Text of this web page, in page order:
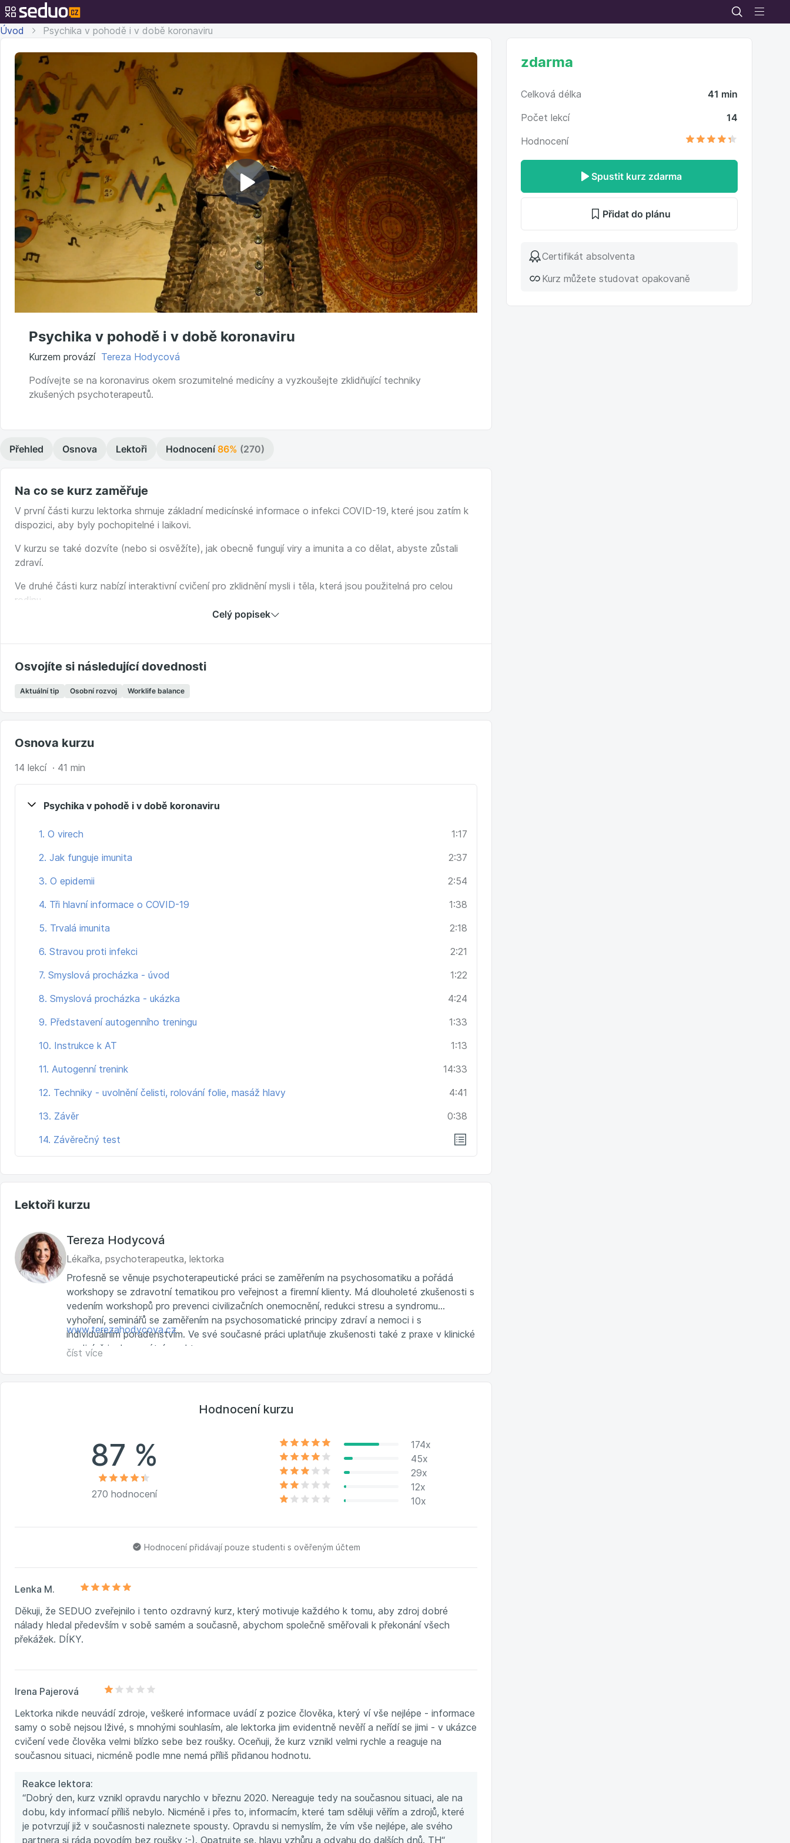
Úvod Psychika v pohodě i v době koronaviru
Přehrát
video
Psychika v pohodě i v době koronaviru
Kurzem provází Tereza Hodycová
Podívejte se na koronavirus okem srozumitelné medicíny a vyzkoušejte zklidňující techniky
zkušených psychoterapeutů.
zdarma
Celková délka
41 min
Počet lekcí
14
Hodnocení
Spustit kurz zdarma
Přidat do plánu
Certifikát absolventa
Kurz můžete studovat opakovaně
Přehled Osnova Lektoři Hodnocení86% (270)
Na co se kurz zaměřuje
V první části kurzu lektorka shrnuje základní medicínské informace o infekci COVID-19, které jsou zatím k
dispozici, aby byly pochopitelné i laikovi.
V kurzu se také dozvíte (nebo si osvěžíte), jak obecně fungují viry a imunita a co dělat, abyste zůstali
zdraví.
Ve druhé části kurz nabízí interaktivní cvičení pro zklidnění mysli i těla, která jsou použitelná pro celou
rodinu.
V době karantény pro nás v týmu Seduo.cz bylo přednější se na dálku spojit s lektory a přinést vám
zvukové a obrazové kvality. Děkujeme, tým Seduo.cz.
Celý popisek
Osvojíte si následující dovednosti
Aktuální tip Osobní rozvoj Worklife balance
Osnova kurzu
14 lekcí · 41 min
Psychika v pohodě i v době koronaviru
1. O virech
1:17
2. Jak funguje imunita
2:37
3. O epidemii
2:54
4. Tři hlavní informace o COVID-19
1:38
5. Trvalá imunita
2:18
6. Stravou proti infekci
2:21
7. Smyslová procházka - úvod
1:22
8. Smyslová procházka - ukázka
4:24
9. Představení autogenního treningu
1:33
10. Instrukce k AT
1:13
11. Autogenní trenink
14:33
12. Techniky - uvolnění čelisti, rolování folie, masáž hlavy
4:41
13. Závěr
0:38
14. Závěrečný test
Lektoři kurzu
Tereza Hodycová
Lékařka, psychoterapeutka, lektorka
Profesně se věnuje psychoterapeutické práci se zaměřením na psychosomatiku a pořádá
workshopy se zdravotní tematikou pro veřejnost a firemní klienty. Má dlouholeté zkušenosti s
vedením workshopů pro prevenci civilizačních onemocnění, redukci stresu a syndromu
vyhoření, seminářů se zaměřením na psychosomatické principy zdraví a nemoci i s
individuálním poradenstvím. Ve své současné práci uplatňuje zkušenosti také z praxe v klinické
medicíně i v korporátním sektoru.
www.terezahodycova.cz
číst více
Hodnocení kurzu
87 %
270 hodnocení
174x
45x
29x
12x
10x
Hodnocení přidávají pouze studenti s ověřeným účtem
Lenka M.
Děkuji, že SEDUO zveřejnilo i tento ozdravný kurz, který motivuje každého k tomu, aby zdroj dobré
nálady hledal především v sobě samém a současně, abychom společně směřovali k překonání všech
překážek. DÍKY.
Irena Pajerová
Lektorka nikde neuvádí zdroje, veškeré informace uvádí z pozice člověka, který ví vše nejlépe - informace
samy o sobě nejsou lživé, s mnohými souhlasím, ale lektorka jim evidentně nevěří a neřídí se jimi - v ukázce
cvičení vede člověka velmi blízko sebe bez roušky. Oceňuji, že kurz vznikl velmi rychle a reaguje na
současnou situaci, nicméně podle mne nemá příliš přidanou hodnotu.
Reakce lektora:
“Dobrý den, kurz vznikl opravdu narychlo v březnu 2020. Nereaguje tedy na současnou situaci, ale na
dobu, kdy informací příliš nebylo. Nicméně i přes to, informacím, které tam sděluji věřím a zdrojů, které
je potvrzují již v současnosti naleznete spousty. Opravdu si nemyslím, že vím vše nejlépe, ale svého
partnera si ráda povodím bez roušky :-). Opatrujte se, hlavu vzhůru a odvahu do dalších dnů. TH“